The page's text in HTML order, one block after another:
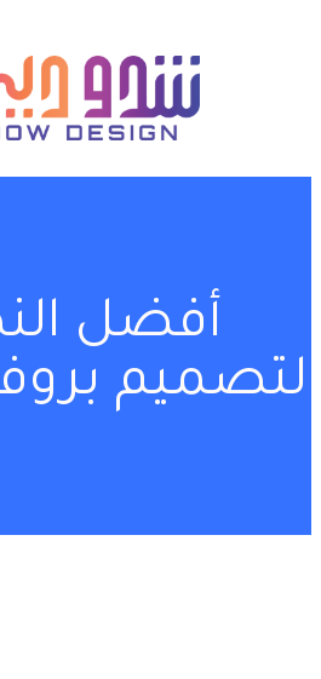
أفضل
لتصميم